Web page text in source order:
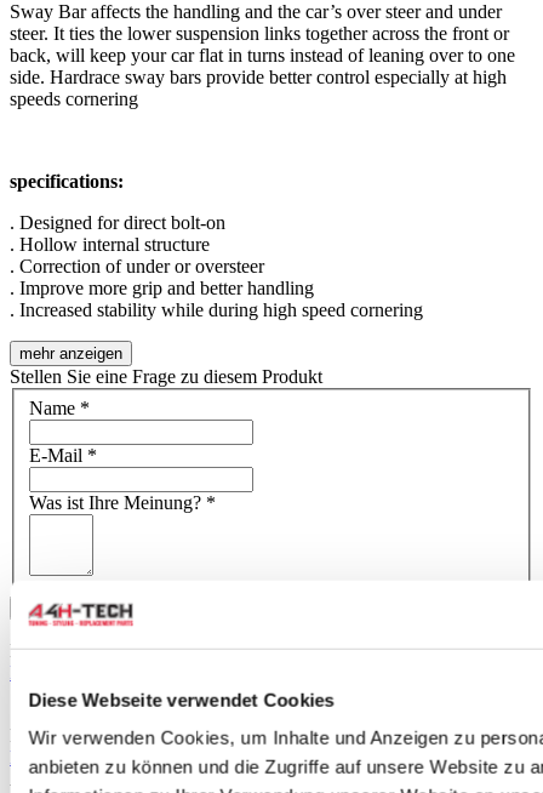
Diese Webseite verwendet Cookies
Wir verwenden Cookies, um Inhalte und Anzeigen zu
anbieten zu können und die Zugriffe auf unsere Website zu
Sway Bar affects the handling and the car’s over steer and under
steer. It ties the lower suspension links together across the front or
back, will keep your car flat in turns instead of leaning over to one
side. Hardrace sway bars provide better control especially at high
speeds cornering
specifications:
. Designed for direct bolt-on
. Hollow internal structure
. Correction of under or oversteer
. Improve more grip and better handling
. Increased stability while during high speed cornering
mehr anzeigen
Stellen Sie eine Frage zu diesem Produkt
Name *
E-Mail *
Was ist Ihre Meinung? *
Absenden
Dieses Formular ist durch reCAPTCHA geschützt – die
Datenschutzrichtlinie von Google
Schreiben Sie eine Bewertung
Nur registrierte Benutzer können Bewertungen schreiben. Bitte
loggen Sie sich ein
erstellen Sie ein Konto
Anwendbar auf: